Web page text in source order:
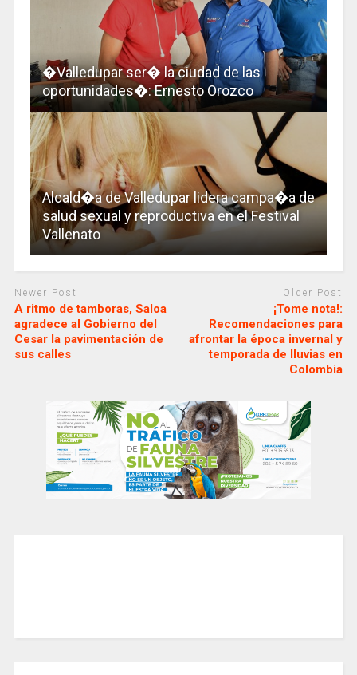
�Valledupar ser� la ciudad de las
oportunidades�: Ernesto Orozco
Alcald�a de Valledupar lidera campa�a de
salud sexual y reproductiva en el Festival
Vallenato
Newer Post
A ritmo de tamboras, Saloa
agradece al Gobierno del
Cesar la pavimentación de
sus calles
Older Post
¡Tome nota!:
Recomendaciones para
afrontar la época invernal y
temporada de lluvias en
Colombia